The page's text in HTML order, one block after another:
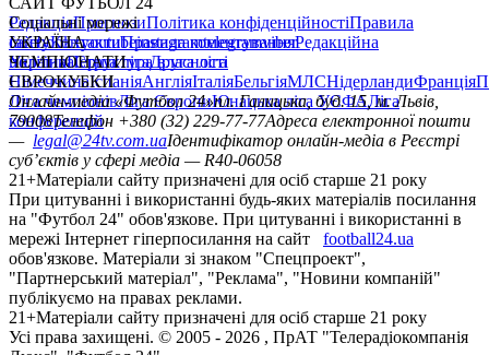
РедакціяПрогнозиПолітика конфіденційностіПравила
сайтуКонтактиПравила коментуванняРедакційна
політикаСтруктура власності
Соціальні мережі
facebookxyoutubeinstagramtelegramviber
УКРАЇНА
УкраїнаПерша лігаДруга ліга
ЧЕМПІОНАТИ
НімеччинаІспаніяАнгліяІталіяБельгіяМЛСНідерландиФранція
ЄВРОКУБКИ
Ліга чемпіонівЛіга ЄвропиЮнацька ліга УЄФАЛіга
конференцій
Онлайн-медіа «Футбол 24»пл. Галицька, буд. 15, м. Львів,
79008Телефон +380 (32) 229-77-77Адреса електронної пошти
— legal@24tv.com.uaІдентифікатор онлайн-медіа в Реєстрі
суб’єктів у сфері медіа — R40-06058
21+Матеріали сайту призначені для осіб старше 21 року
При цитуванні і використанні будь-яких матеріалів посилання
на "Футбол 24" обов'язкове. При цитуванні і використанні в
мережі Інтернет гіперпосилання на сайт
football24.ua
обов'язкове. Матеріали зі знаком "Спецпроект",
"Партнерський матеріал", "Реклама", "Новини компаній"
публікуємо на правах реклами.
21+Матеріали сайту призначені для осіб старше 21 року
Усi права захищенi. © 2005 - 2026 , ПрАТ "Телерадіокомпанія